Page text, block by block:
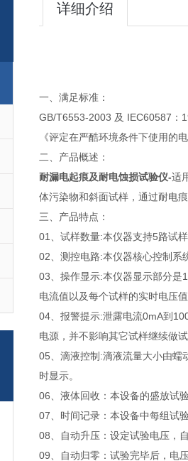
详细介绍
一、满足标准：
GB/T6553-2003 及 IEC60587：
《评定在严酷环境条件下使用的
二、产品概述：
耐漏电起痕及耐电蚀损试验仪-适
体污染物和斜面试样，通过耐电
三、产品特点：
01、试样数量:本仪器支持5路试
02、测控电路:本仪器核心控制系
03、操作显示:本仪器显示部分是
电流值以及每个试样的实时电压值
04、报警提示:泄露电流0mA到
电源，并不影响其它试样继续做
05、滴液控制:滴液流量大小由蠕
时显示。
06、液体回收：本设备的盛放试
07、时间记录：本设备中每组试
08、自动升压：设定试验电压，
09、自动归零：试验完毕后，电